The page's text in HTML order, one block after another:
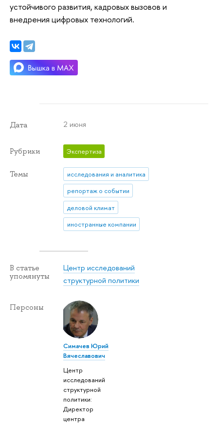
устойчивого развития, кадровых вызовов и
внедрения цифровых технологий.
Дата 2 июня
Рубрики Экспертиза
Темы
исследования и аналитика
репортаж о событии
деловой климат
иностранные компании
В статье
упомянуты
Центр исследований
структурной политики
Персоны
Симачев Юрий
Вячеславович
Центр
исследований
структурной
политики:
Директор
центра